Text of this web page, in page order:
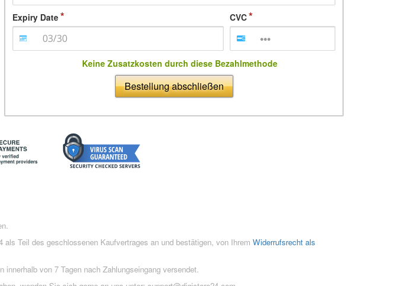
Expiry Date CVC
Keine Zusatzkosten durch diese Bezahlmethode
Bestellung abschließen
als Teil des geschlossenen Kaufvertrages an und bestätigen, von Ihrem Widerrufsrecht als
von 7 Tagen nach Zahlungseingang versendet.